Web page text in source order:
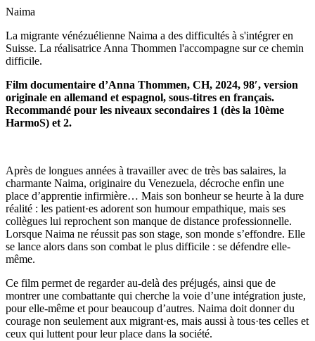
Naima
La migrante vénézuélienne Naima a des difficultés à s'intégrer en
Suisse. La réalisatrice Anna Thommen l'accompagne sur ce chemin
difficile.
Film documentaire d’Anna Thommen, CH, 2024, 98′, version
originale en allemand et espagnol, sous-titres en français.
Recommandé pour les niveaux secondaires 1 (dès la 10ème
HarmoS) et 2.
Après de longues années à travailler avec de très bas salaires, la
charmante Naima, originaire du Venezuela, décroche enfin une
place d’apprentie infirmière… Mais son bonheur se heurte à la dure
réalité : les patient·es adorent son humour empathique, mais ses
collègues lui reprochent son manque de distance professionnelle.
Lorsque Naima ne réussit pas son stage, son monde s’effondre. Elle
se lance alors dans son combat le plus difficile : se défendre elle-
même.
Ce film permet de regarder au-delà des préjugés, ainsi que de
montrer une combattante qui cherche la voie d’une intégration juste,
pour elle-même et pour beaucoup d’autres. Naima doit donner du
courage non seulement aux migrant·es, mais aussi à tous·tes celles et
ceux qui luttent pour leur place dans la société.